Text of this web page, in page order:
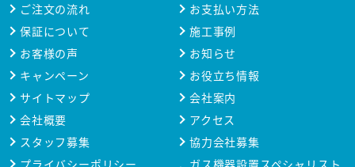
ご注文の流れ
お支払い方法
保証について
施工事例
お客様の声
お知らせ
キャンペーン
お役立ち情報
サイトマップ
会社案内
会社概要
アクセス
スタッフ募集
協力会社募集
プライバシーポリシー
ガス機器設置スペシャリスト